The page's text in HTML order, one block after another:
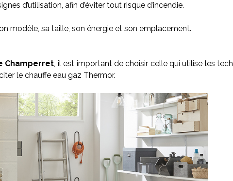
d’utilisation, afin d’éviter tout risque d’incendie.
modèle, sa taille, son énergie et son emplacement.
Champerret, il est important de choisir celle qui utilise les
le chauffe eau gaz Thermor.